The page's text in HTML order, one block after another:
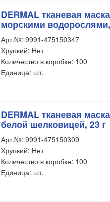
DERMAL тканевая
морскими
Арт.№: 9991-475150347
Хрупкий: Нет
Количество в коробке: 100
Единица: шт.
DERMAL тканевая
белой шелковицей, 23 г
Арт.№: 9991-475150309
Хрупкий: Нет
Количество в коробке: 100
Единица: шт.